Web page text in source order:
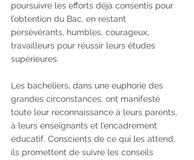
poursuivre les efforts déjà consentis pour
l’obtention du Bac, en restant
persévérants, humbles, courageux,
travailleurs pour réussir leurs études
supérieures.
Les bacheliers, dans une euphorie des
grandes circonstances, ont manifesté
toute leur reconnaissance à leurs parents,
à leurs enseignants et l’encadrement
éducatif. Conscients de ce qui les attend,
ils promettent de suivre les conseils